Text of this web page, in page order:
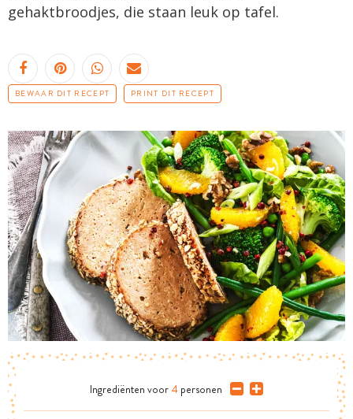
gehaktbroodjes, die staan leuk op tafel.
BEWAAR DIT RECEPT PRINT DIT RECEPT
Ingrediënten voor 4 personen